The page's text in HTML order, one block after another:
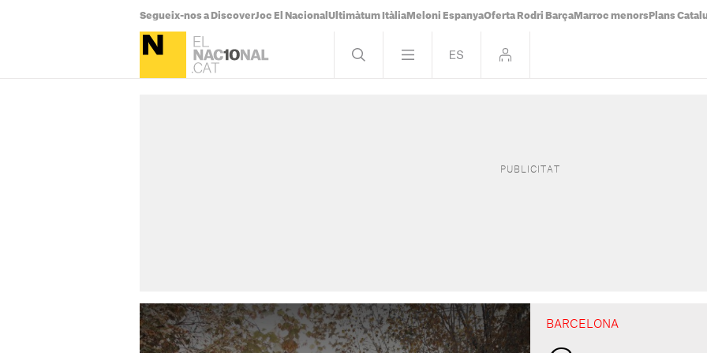
Segueix-nos a DiscoverJoc El Nacional Ultimàtum Itàlia Meloni EspanyaOferta Rodri Barça Marroc menors Plans
BARCELONA